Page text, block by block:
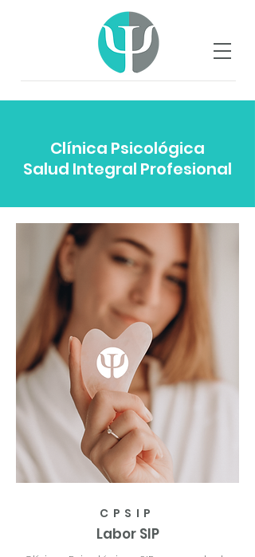
Clínica Psicológica
Salud Integral Profesional
CPSIP
Labor SIP